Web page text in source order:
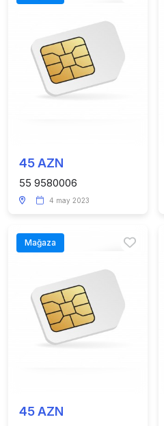
45 AZN
55 9580006
4 may 2023
Mağaza
45 AZN